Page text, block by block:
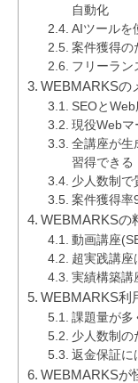
自動化
AIツールを
案件獲得の
フリーラン
WEBMARKSの
SEOと
現役Webマ
全講座が生
習得できる
少人数制で
案件獲得率
WEBMARKSの
動画講座
超実践講座
実績構築講
WEBMARKS利
課題量が多
少人数制の
返金保証に
WEBMARKSが